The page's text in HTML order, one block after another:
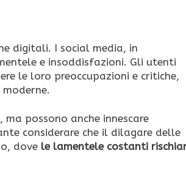
digitali. I social media, in
e insoddisfazioni. Gli utenti
le loro preoccupazioni e critiche,
possono anche innescare
considerare che il dilagare delle
dove le lamentele costanti